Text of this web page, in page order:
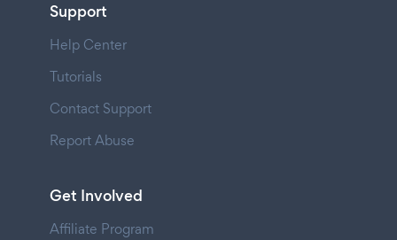
Support
Help Center
Tutorials
Contact Support
Report Abuse
Get Involved
Affiliate Program